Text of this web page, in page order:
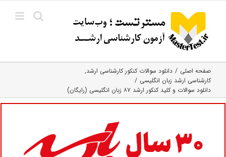
content
صفحه اصلی
دانلود سوالات کنکور کارشناسی ارشد
کارشناسی ارشد زبان انگلیسی
دانلود سوالات و کلید کنکور ارشد ۸۷ زبان انگلیسی (رایگان)